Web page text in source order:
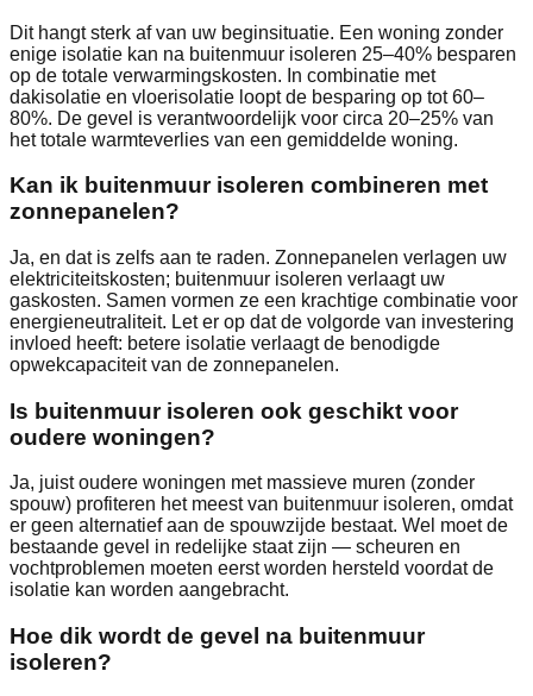
Dit hangt sterk af van uw beginsituatie. Een woning zonder
enige isolatie kan na buitenmuur isoleren 25–40% besparen
op de totale verwarmingskosten. In combinatie met
dakisolatie en vloerisolatie loopt de besparing op tot 60–
80%. De gevel is verantwoordelijk voor circa 20–25% van
het totale warmteverlies van een gemiddelde woning.
Kan ik buitenmuur isoleren combineren met
zonnepanelen?
Ja, en dat is zelfs aan te raden. Zonnepanelen verlagen uw
elektriciteitskosten; buitenmuur isoleren verlaagt uw
gaskosten. Samen vormen ze een krachtige combinatie voor
energieneutraliteit. Let er op dat de volgorde van investering
invloed heeft: betere isolatie verlaagt de benodigde
opwekcapaciteit van de zonnepanelen.
Is buitenmuur isoleren ook geschikt voor
oudere woningen?
Ja, juist oudere woningen met massieve muren (zonder
spouw) profiteren het meest van buitenmuur isoleren, omdat
er geen alternatief aan de spouwzijde bestaat. Wel moet de
bestaande gevel in redelijke staat zijn — scheuren en
vochtproblemen moeten eerst worden hersteld voordat de
isolatie kan worden aangebracht.
Hoe dik wordt de gevel na buitenmuur
isoleren?